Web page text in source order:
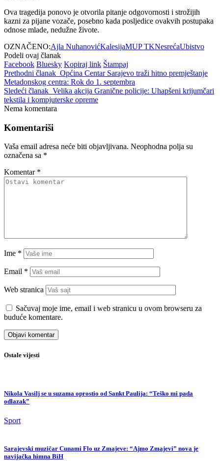
Ova tragedija ponovo je otvorila pitanje odgovornosti i strožijih
kazni za pijane vozače, posebno kada posljedice ovakvih postupaka
odnose mlade, nedužne živote.
OZNAČENO:Ajla NuhanovićKalesijaMUP TKNesrećaUbistvo
Podeli ovaj članak
Facebook Bluesky Kopiraj link Štampaj
Prethodni članak Općina Centar Sarajevo traži hitno premještanje
Metadonskog centra: Rok do 1. septembra
Sledeći članak Velika akcija Granične policije: Uhapšeni krijumčari
tekstila i kompjuterske opreme
Nema komentara
Komentariši
Vaša email adresa neće biti objavljivana. Neophodna polja su
označena sa *
Komentar *
Ime *
Email *
Web stranica
Sačuvaj moje ime, email i web stranicu u ovom browseru za
buduće komentare.
Ostale vijesti
Nikola Vasilj se u suzama oprostio od Sankt Paulija: “Teško mi pada
odlazak”
Sport
Sarajevski muzičar Cunami Flo uz Zmajeve: “Ajmo Zmajevi” nova je
navijačka himna BiH